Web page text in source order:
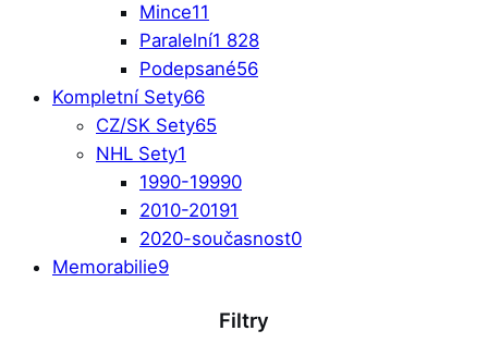
Mince11
Paralelní1 828
Podepsané56
Kompletní Sety66
CZ/SK Sety65
NHL Sety1
1990-19990
2010-20191
2020-současnost0
Memorabilie9
Filtry